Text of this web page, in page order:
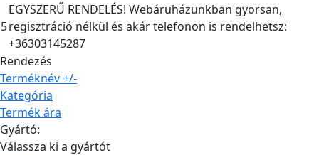
5
EGYSZERŰ RENDELÉS! Webáruházunkban gyorsan,
regisztráció nélkül és akár telefonon is rendelhetsz:
+36303145287
Rendezés
Terméknév +/-
Kategória
Termék ára
Gyártó:
Válassza ki a gyártót